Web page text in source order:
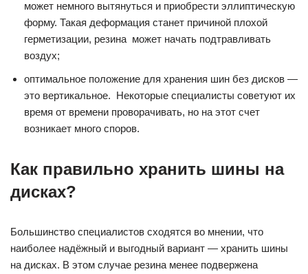
может немного вытянуться и приобрести эллиптическую
форму. Такая деформация станет причиной плохой
герметизации, резина может начать подтравливать
воздух;
оптимальное положение для хранения шин без дисков —
это вертикальное. Некоторые специалисты советуют их
время от времени проворачивать, но на этот счет
возникает много споров.
Как правильно хранить шины на
дисках?
Большинство специалистов сходятся во мнении, что
наиболее надёжный и выгодный вариант — хранить шины
на дисках. В этом случае резина менее подвержена